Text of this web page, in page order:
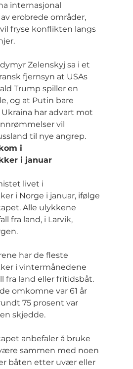
internasjonal
erobrede områder,
fryse konflikten langs
Zelenskyj sa i et
fjernsyn at USAs
Trump spiller en
og at Putin bare
har advart mot
vil
til nye angrep.
i
i januar
livet i
i Norge i januar, ifølge
Alle ulykkene
fra land, i Larvik,
har de fleste
i vintermånedene
fra land eller fritidsbåt.
omkomne var 61 år
75 prosent var
skjedde.
anbefaler å bruke
sammen med noen
båten etter uvær eller